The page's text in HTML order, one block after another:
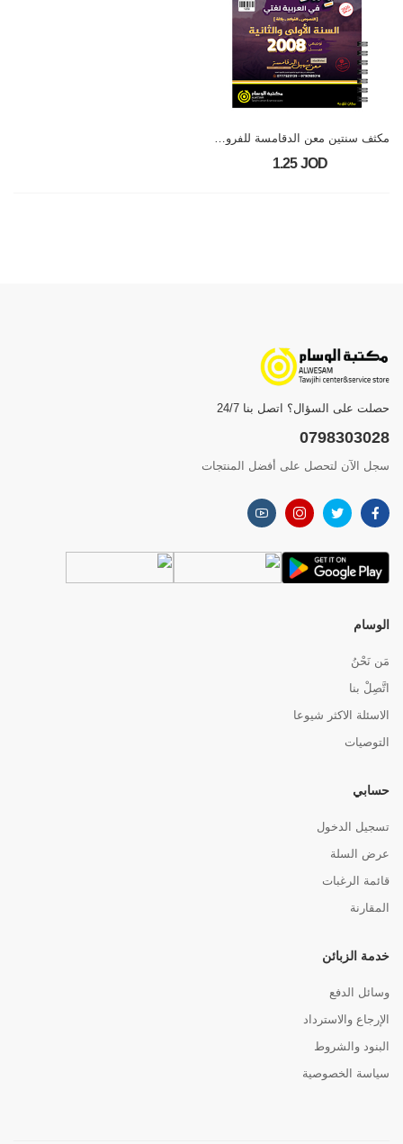
مكثف سنتين معن الدقامسة للفروع المهنية 2008
1.25 JOD
حصلت على السؤال؟ اتصل بنا 24/7
0798303028
سجل الآن لتحصل على أفضل المنتجات
الوسام
مَن نَحْنُ
اتَّصِلْ بنا
الاسئلة الاكثر شيوعا
التوصيات
حسابي
تسجيل الدخول
عرض السلة
قائمة الرغبات
المقارنة
خدمة الزبائن
وسائل الدفع
الإرجاع والاسترداد
البنود والشروط
سياسة الخصوصية